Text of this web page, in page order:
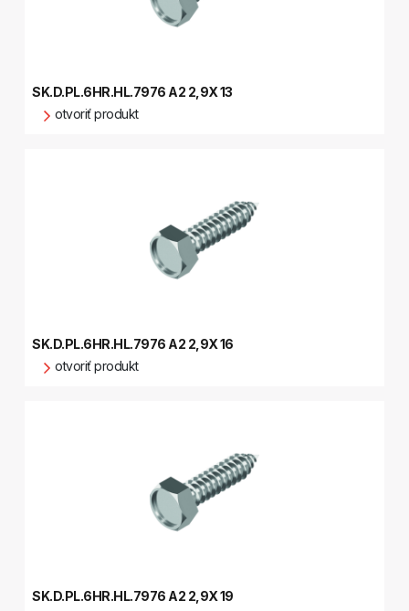
SK.D.PL.6HR.HL.7976 A2 2,9X 13
otvoriť produkt
SK.D.PL.6HR.HL.7976 A2 2,9X 16
otvoriť produkt
SK.D.PL.6HR.HL.7976 A2 2,9X 19